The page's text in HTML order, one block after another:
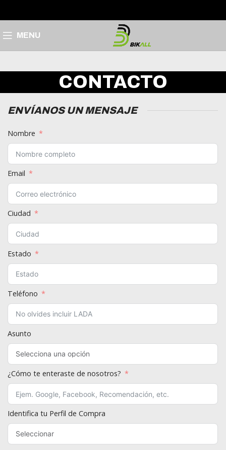
MENU
CONTACTO
ENVÍANOS UN MENSAJE
Nombre
Email
Ciudad
Estado
Teléfono
Asunto
¿Cómo te enteraste de nosotros?
Identifica tu Perfil de Compra